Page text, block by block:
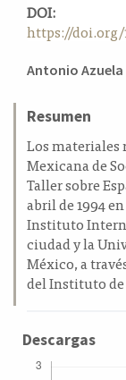
a
l
t
r
l
DOI:
https://doi.org/
Contenido
del
artículo
Antonio Azuela
Resumen
Los materiales
Mexicana de
Taller sobre
abril de 1994
Instituto
ciudad y la
México, a
del Instituto
Descargas